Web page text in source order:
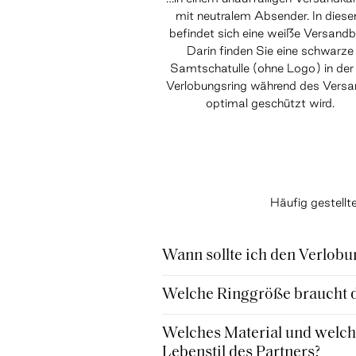
mit neutralem Absender. In
befindet sich eine weiße
Darin finden Sie eine schwarze
Samtschatulle (ohne Logo) in der
Verlobungsring während des
optimal geschützt wird.
Häufig
Wann sollte ich den
Welche Ringgröße braucht
Welches Material und
Lebenstil des Partners?